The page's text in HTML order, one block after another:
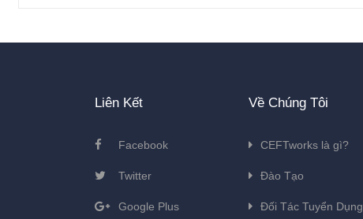
Liên Kết
Facebook
Twitter
Google Plus
Về Chúng Tôi
CEFTworks là gì?
Đào Tạo
Đối Tác Tuyển Dụng